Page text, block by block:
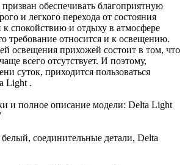
обеспечивать благоприятную
и легкого перехода от состояния
к спокойствию и отдыху в атмосфере
требование относится и к освещению.
освещения прихожей состоит в том, что
всего отсутствует. И поэтому,
суток, приходится пользоваться
Light .
и полное описание модели: Delta Light
соединительные детали, Delta